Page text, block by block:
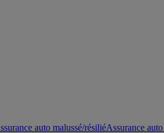
auto malussé/résiliéAssurance